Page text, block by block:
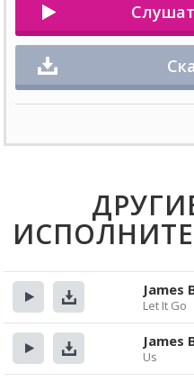
Прослушать
Скачать
James
Let It Go
Прослушать
Скачать
James
Us